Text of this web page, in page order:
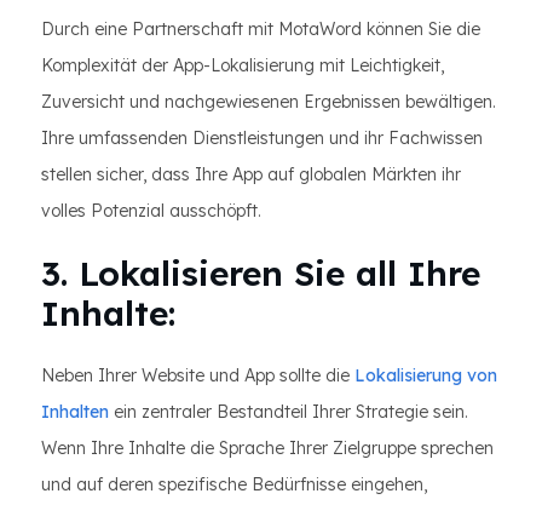
Durch eine Partnerschaft mit MotaWord können Sie die
Komplexität der App-Lokalisierung mit Leichtigkeit,
Zuversicht und nachgewiesenen Ergebnissen bewältigen.
Ihre umfassenden Dienstleistungen und ihr Fachwissen
stellen sicher, dass Ihre App auf globalen Märkten ihr
volles Potenzial ausschöpft.
3. Lokalisieren Sie all Ihre
Inhalte:
Neben Ihrer Website und App sollte die Lokalisierung von
Inhalten ein zentraler Bestandteil Ihrer Strategie sein.
Wenn Ihre Inhalte die Sprache Ihrer Zielgruppe sprechen
und auf deren spezifische Bedürfnisse eingehen,